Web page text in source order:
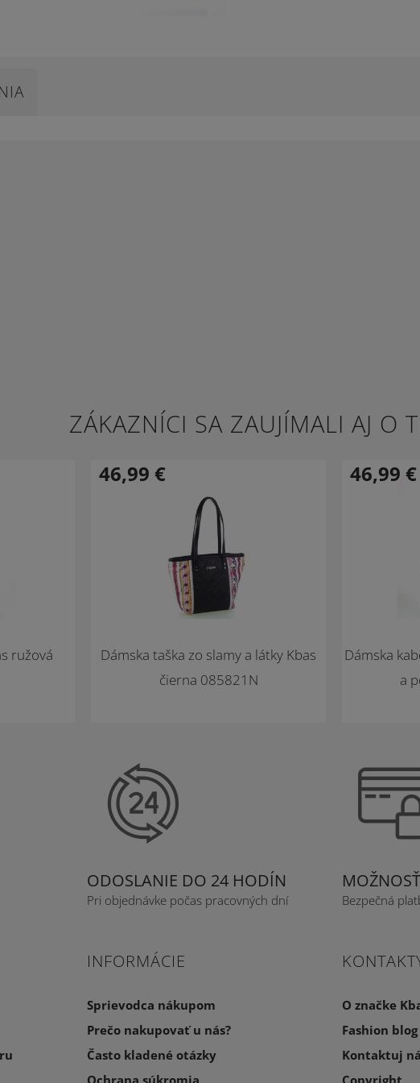
ZÁKAZNÍCI SA ZAUJÍMALI AJ O
ružová
Dámska taška zo slamy a látky Kbas
čierna 085821N
46,99 €
Dámska
a
46,99 €
ODOSLANIE DO 24 HODÍN
Pri objednávke počas pracovných dní Bezpečná
INFORMÁCIE
Sprievodca nákupom
Prečo nakupovať u nás?
Často kladené otázky
Ochrana súkromia
O značke
Fashion blog
Kontaktuj
Copyright